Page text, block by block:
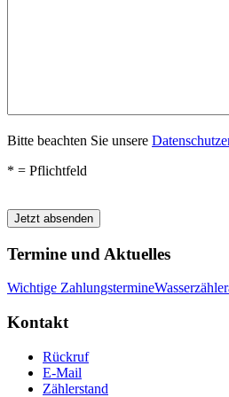
Bitte beachten Sie unsere
* = Pflichtfeld
Termine und Aktuelles
Wichtige Zahlungstermine
Kontakt
Rückruf
E-Mail
Zählerstand